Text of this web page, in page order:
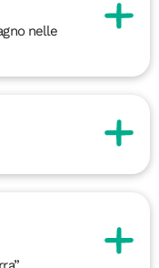
nelle